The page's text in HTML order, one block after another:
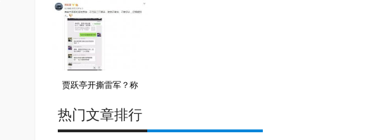
贾跃亭开撕雷军？称
热门文章排行